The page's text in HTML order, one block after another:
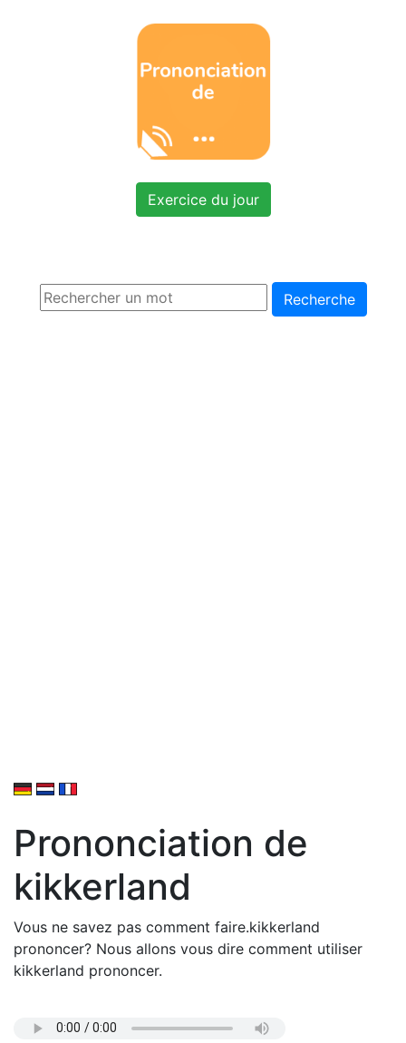
Exercice du jour
Recherche
Prononciation de
kikkerland
Vous ne savez pas comment faire.kikkerland
prononcer? Nous allons vous dire comment utiliser
kikkerland prononcer.